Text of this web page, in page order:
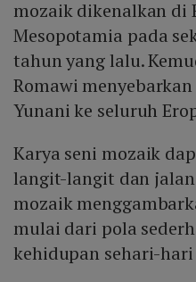
mozaik dikenalkan di
Mesopotamia pada
tahun yang lalu.
Romawi
Yunani ke seluruh
Karya seni mozaik
langit-langit dan
mozaik
mulai dari pola
kehidupan sehari-